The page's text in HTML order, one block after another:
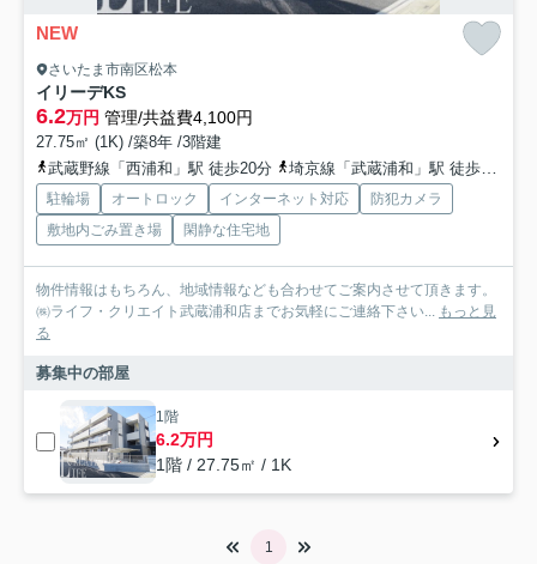
NEW
さいたま市南区松本
イリーデKS
6.2万円 管理/共益費4,100円
27.75㎡ (1K) /築8年 /3階建
武蔵野線「西浦和」駅 徒歩20分
埼京線「武蔵浦和」駅 徒歩32分
駐輪場 オートロック インターネット対応
防犯カメラ
敷地内ごみ置き場
閑静な住宅地
物件情報はもちろん、地域情報なども合わせてご案内させて頂きます。
㈱ライフ・クリエイト武蔵浦和店までお気軽にご連絡下さい... もっと見
る
募集中の部屋
1階
6.2万円
1階 / 27.75㎡ / 1K
1